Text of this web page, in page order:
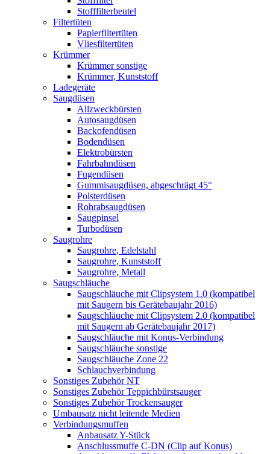
Stofffilterbeutel
Filtertüten
Papierfiltertüten
Vliesfiltertüten
Krümmer
Krümmer sonstige
Krümmer, Kunststoff
Ladegeräte
Saugdüsen
Allzweckbürsten
Autosaugdüsen
Backofendüsen
Bodendüsen
Elektrobürsten
Fahrbahndüsen
Fugendüsen
Gummisaugdüsen, abgeschrägt 45°
Polsterdüsen
Rohrabsaugdüsen
Saugpinsel
Turbodüsen
Saugrohre
Saugrohre, Edelstahl
Saugrohre, Kunststoff
Saugrohre, Metall
Saugschläuche
Saugschläuche mit Clipsystem 1.0 (kompatibel
mit Saugern bis Gerätebaujahr 2016)
Saugschläuche mit Clipsystem 2.0 (kompatibel
mit Saugern ab Gerätebaujahr 2017)
Saugschläuche mit Konus-Verbindung
Saugschläuche sonstige
Saugschläuche Zone 22
Schlauchverbindung
Sonstiges Zubehör NT
Sonstiges Zubehör Teppichbürstsauger
Sonstiges Zubehör Trockensauger
Umbausatz nicht leitende Medien
Verbindungsmuffen
Anbausatz Y-Stück
Anschlussmuffe C-DN (Clip auf Konus)